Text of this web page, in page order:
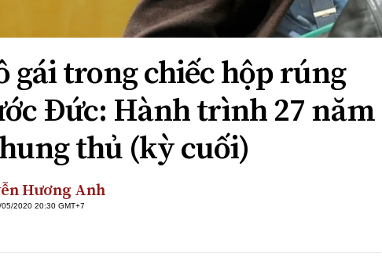
gái trong chiếc hộp rúng
Đức: Hành trình 27 năm
thủ (kỳ cuối)
Hương Anh
2020 20:30 GMT+7